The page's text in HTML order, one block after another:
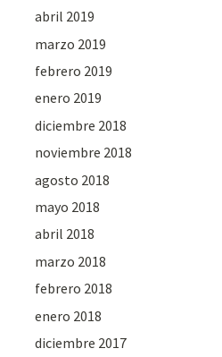
abril 2019
marzo 2019
febrero 2019
enero 2019
diciembre 2018
noviembre 2018
agosto 2018
mayo 2018
abril 2018
marzo 2018
febrero 2018
enero 2018
diciembre 2017